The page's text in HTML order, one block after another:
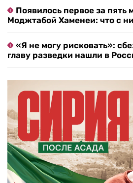
Появилось первое за пять
Моджтабой Хаменеи: что с
«Я не могу рисковать»:
главу разведки нашли в